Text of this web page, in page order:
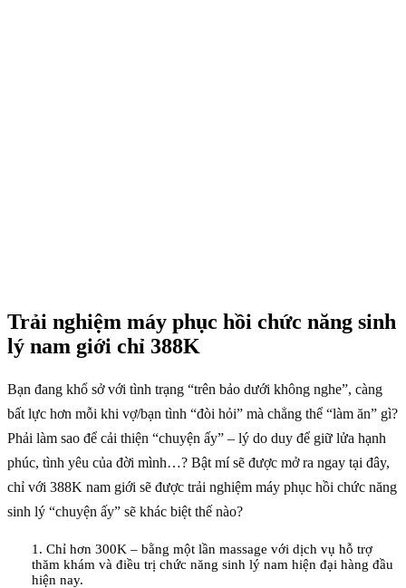
Trải nghiệm máy phục hồi chức năng sinh
lý nam giới chỉ 388K
Bạn đang khổ sở với tình trạng “trên bảo dưới không nghe”, càng
bất lực hơn mỗi khi vợ/bạn tình “đòi hỏi” mà chẳng thể “làm ăn” gì?
Phải làm sao để cải thiện “chuyện ấy” – lý do duy để giữ lửa hạnh
phúc, tình yêu của đời mình…? Bật mí sẽ được mở ra ngay tại đây,
chỉ với 388K nam giới sẽ được trải nghiệm máy phục hồi chức năng
sinh lý “chuyện ấy” sẽ khác biệt thế nào?
1. Chỉ hơn 300K – bằng một lần massage với dịch vụ hỗ trợ
thăm khám và điều trị chức năng sinh lý nam hiện đại hàng đầu
hiện nay.